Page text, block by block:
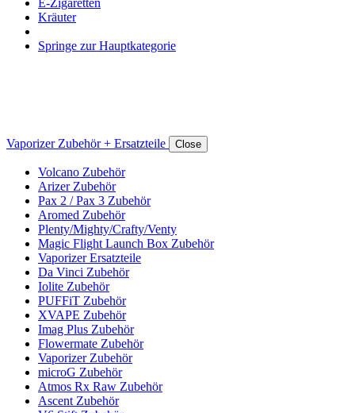
E-Zigaretten
Kräuter
Springe zur Hauptkategorie
Vaporizer Zubehör + Ersatzteile Close
Volcano Zubehör
Arizer Zubehör
Pax 2 / Pax 3 Zubehör
Aromed Zubehör
Plenty/Mighty/Crafty/Venty
Magic Flight Launch Box Zubehör
Vaporizer Ersatzteile
Da Vinci Zubehör
Iolite Zubehör
PUFFiT Zubehör
XVAPE Zubehör
Imag Plus Zubehör
Flowermate Zubehör
Vaporizer Zubehör
microG Zubehör
Atmos Rx Raw Zubehör
Ascent Zubehör